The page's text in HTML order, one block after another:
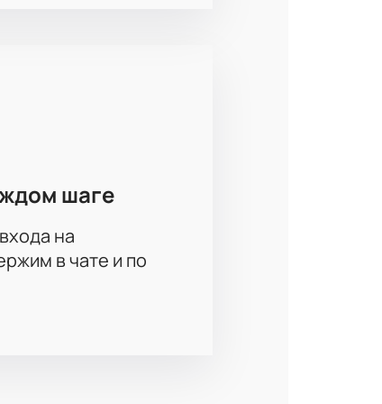
хоккея вместе с
шаге
на
в чате и по